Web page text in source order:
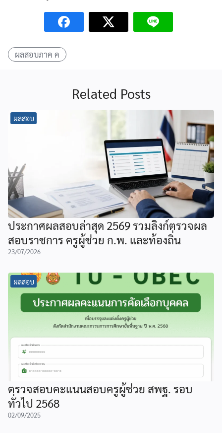
ผลสอบภาค ค
Related Posts
ผลสอบ
ประกาศผลสอบล่าสุด 2569 รวมลิงก์ตรวจผล
สอบราชการ ครูผู้ช่วย ก.พ. และท้องถิ่น
23/07/2026
ผลสอบ
ตรวจสอบคะแนนสอบครูผู้ช่วย สพฐ. รอบ
ทั่วไป 2568
02/09/2025